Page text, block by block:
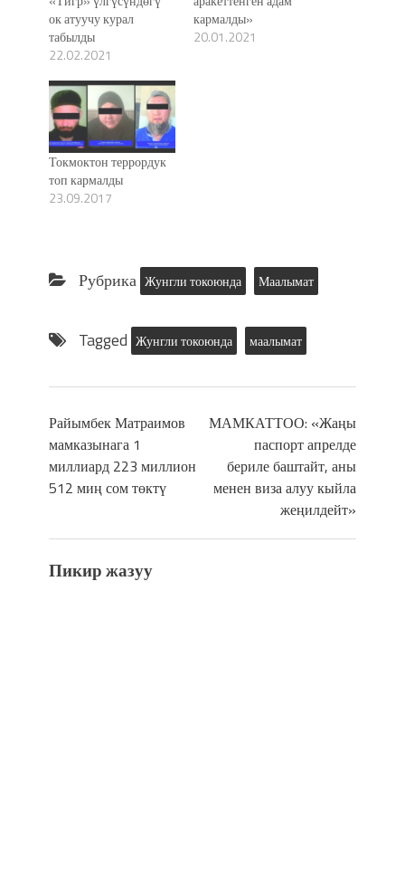
ок атуучу курал
табылды
22.02.2021
кармалды»
20.01.2021
Токмоктон террордук
топ кармалды
23.09.2017
Рубрика Жунгли токоюнда Маалымат
Tagged Жунгли токоюнда маалымат
Райымбек Матраимов
мамказынага 1
миллиард 223 миллион
512 миң сом төктү
МАМКАТТОО: «Жаңы
паспорт апрелде
бериле баштайт, аны
менен виза алуу кыйла
жеңилдейт»
Пикир жазуу